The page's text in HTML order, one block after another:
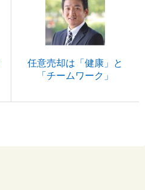
任意売却は「健康」と
「チームワーク」